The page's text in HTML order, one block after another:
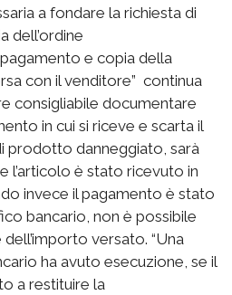
a fondare la richiesta di
dell’ordine
e copia della
con il venditore” continua
consigliabile documentare
in cui si riceve e scarta il
prodotto danneggiato, sarà
l’articolo è stato ricevuto in
invece il pagamento è stato
bancario, non è possibile
versato. “Una
ha avuto esecuzione, se il
a restituire la